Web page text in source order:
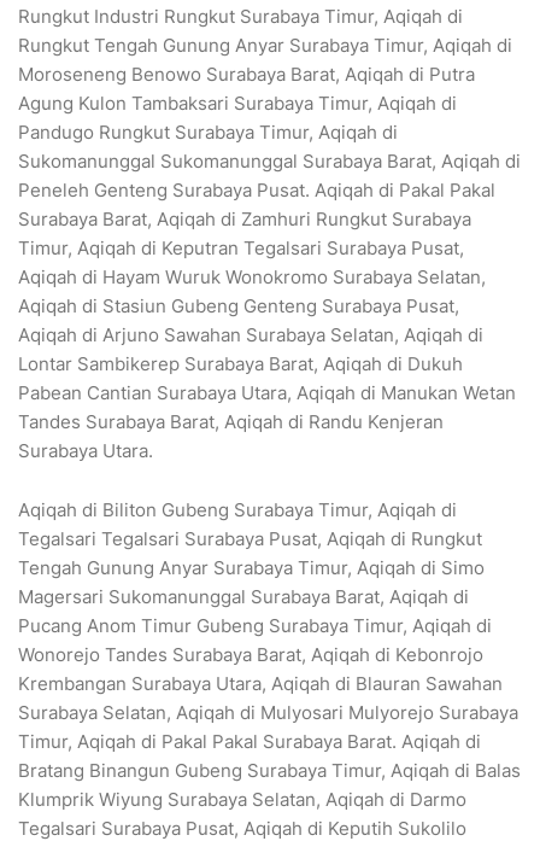
Rungkut Industri Rungkut Surabaya Timur, Aqiqah di
Rungkut Tengah Gunung Anyar Surabaya Timur, Aqiqah di
Moroseneng Benowo Surabaya Barat, Aqiqah di Putra
Agung Kulon Tambaksari Surabaya Timur, Aqiqah di
Pandugo Rungkut Surabaya Timur, Aqiqah di
Sukomanunggal Sukomanunggal Surabaya Barat, Aqiqah di
Peneleh Genteng Surabaya Pusat. Aqiqah di Pakal Pakal
Surabaya Barat, Aqiqah di Zamhuri Rungkut Surabaya
Timur, Aqiqah di Keputran Tegalsari Surabaya Pusat,
Aqiqah di Hayam Wuruk Wonokromo Surabaya Selatan,
Aqiqah di Stasiun Gubeng Genteng Surabaya Pusat,
Aqiqah di Arjuno Sawahan Surabaya Selatan, Aqiqah di
Lontar Sambikerep Surabaya Barat, Aqiqah di Dukuh
Pabean Cantian Surabaya Utara, Aqiqah di Manukan Wetan
Tandes Surabaya Barat, Aqiqah di Randu Kenjeran
Surabaya Utara.
Aqiqah di Biliton Gubeng Surabaya Timur, Aqiqah di
Tegalsari Tegalsari Surabaya Pusat, Aqiqah di Rungkut
Tengah Gunung Anyar Surabaya Timur, Aqiqah di Simo
Magersari Sukomanunggal Surabaya Barat, Aqiqah di
Pucang Anom Timur Gubeng Surabaya Timur, Aqiqah di
Wonorejo Tandes Surabaya Barat, Aqiqah di Kebonrojo
Krembangan Surabaya Utara, Aqiqah di Blauran Sawahan
Surabaya Selatan, Aqiqah di Mulyosari Mulyorejo Surabaya
Timur, Aqiqah di Pakal Pakal Surabaya Barat. Aqiqah di
Bratang Binangun Gubeng Surabaya Timur, Aqiqah di Balas
Klumprik Wiyung Surabaya Selatan, Aqiqah di Darmo
Tegalsari Surabaya Pusat, Aqiqah di Keputih Sukolilo